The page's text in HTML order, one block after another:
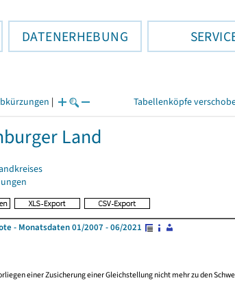
DATENERHEBUNG
| Tabellenköpfe
Land
- Monatsdaten 01/2007 - 06/2021
einer Zusicherung einer Gleichstellung nicht mehr zu den